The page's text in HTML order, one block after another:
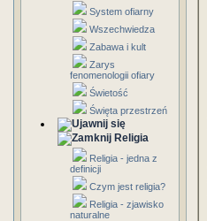
System ofiarny
Wszechwiedza
Zabawa i kult
Zarys
fenomenologii ofiary
Świetość
Święta przestrzeń
Religia
Religia - jedna z
definicji
Czym jest religia?
Religia - zjawisko
naturalne